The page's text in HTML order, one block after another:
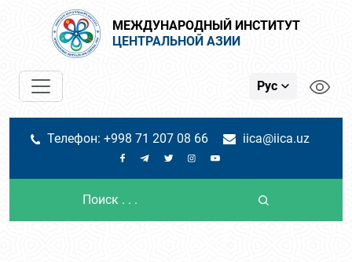
МЕЖДУНАРОДНЫЙ ИНСТИТУТ
ЦЕНТРАЛЬНОЙ АЗИИ
Рус
Телефон: +998 71 207 08 66 iica@iica.uz